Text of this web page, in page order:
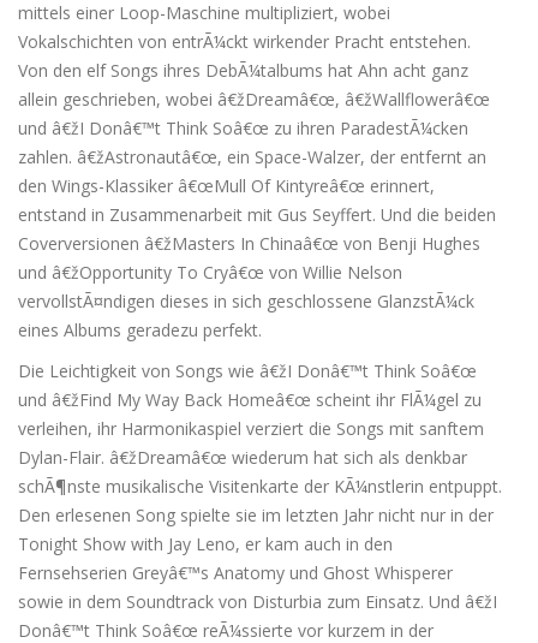
mittels einer Loop-Maschine multipliziert, wobei
Vokalschichten von entrÃ¼ckt wirkender Pracht entstehen.
Von den elf Songs ihres DebÃ¼talbums hat Ahn acht ganz
allein geschrieben, wobei â€žDreamâ€œ, â€žWallflowerâ€œ
und â€žI Donâ€™t Think Soâ€œ zu ihren ParadestÃ¼cken
zahlen. â€žAstronautâ€œ, ein Space-Walzer, der entfernt an
den Wings-Klassiker â€œMull Of Kintyreâ€œ erinnert,
entstand in Zusammenarbeit mit Gus Seyffert. Und die beiden
Coverversionen â€žMasters In Chinaâ€œ von Benji Hughes
und â€žOpportunity To Cryâ€œ von Willie Nelson
vervollstÃ¤ndigen dieses in sich geschlossene GlanzstÃ¼ck
eines Albums geradezu perfekt.
Die Leichtigkeit von Songs wie â€žI Donâ€™t Think Soâ€œ
und â€žFind My Way Back Homeâ€œ scheint ihr FlÃ¼gel zu
verleihen, ihr Harmonikaspiel verziert die Songs mit sanftem
Dylan-Flair. â€žDreamâ€œ wiederum hat sich als denkbar
schÃ¶nste musikalische Visitenkarte der KÃ¼nstlerin entpuppt.
Den erlesenen Song spielte sie im letzten Jahr nicht nur in der
Tonight Show with Jay Leno, er kam auch in den
Fernsehserien Greyâ€™s Anatomy und Ghost Whisperer
sowie in dem Soundtrack von Disturbia zum Einsatz. Und â€žI
Donâ€™t Think Soâ€œ reÃ¼ssierte vor kurzem in der